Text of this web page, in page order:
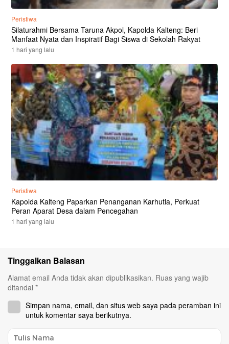
Peristiwa
Silaturahmi Bersama Taruna Akpol, Kapolda Kalteng: Beri
Manfaat Nyata dan Inspiratif Bagi Siswa di Sekolah Rakyat
1 hari yang lalu
Peristiwa
Kapolda Kalteng Paparkan Penanganan Karhutla, Perkuat
Peran Aparat Desa dalam Pencegahan
1 hari yang lalu
Tinggalkan Balasan
Alamat email Anda tidak akan dipublikasikan. Ruas yang wajib
ditandai *
Simpan nama, email, dan situs web saya pada peramban ini
untuk komentar saya berikutnya.